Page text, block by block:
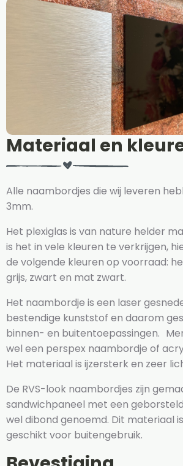
Materiaal en
Alle naambordjes die wij leveren
3mm.
Het plexiglas is van nature helder
is het in vele kleuren te verkrijgen,
de volgende kleuren op voorraad:
grijs, zwart en mat zwart.
Het naambordje is een laser
bestendige kunststof en daarom
binnen- en buitentoepassingen.
wel een perspex naambordje of
Het materiaal is ijzersterk en zeer
De RVS-look naambordjes zijn
sandwichpaneel met een
wel dibond genoemd. Dit materiaal
geschikt voor buitengebruik.